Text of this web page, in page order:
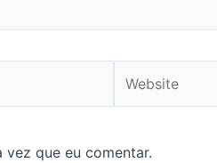
que eu comentar.